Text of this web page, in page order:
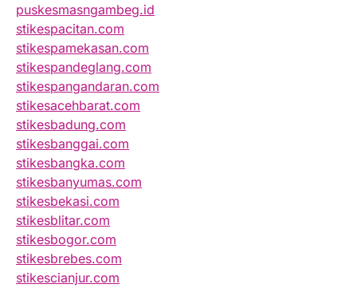
puskesmasngambeg.id
stikespacitan.com
stikespamekasan.com
stikespandeglang.com
stikespangandaran.com
stikesacehbarat.com
stikesbadung.com
stikesbanggai.com
stikesbangka.com
stikesbanyumas.com
stikesbekasi.com
stikesblitar.com
stikesbogor.com
stikesbrebes.com
stikescianjur.com